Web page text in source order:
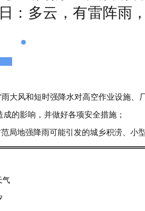
：多云，有雷阵雨
大风和短时强降水对高空作业设施、
的影响，并做好各项安全措施；
局地强降雨可能引发的城乡积涝、小
气